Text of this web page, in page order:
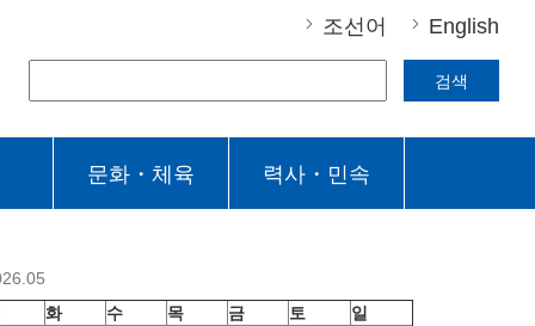
조선어 English
검색
문화・체육 력사・민속
화 수 목 금 토
일